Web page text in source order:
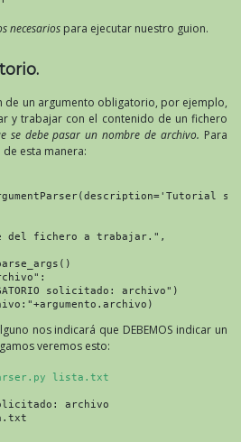
necesarios para ejecutar nuestro guion.
de un argumento obligatorio, por ejemplo,
y trabajar con el contenido de un fichero
se debe pasar un nombre de archivo. Para
esta manera:
del fichero a trabajar.",
solicitado: archivo")
nos indicará que DEBEMOS indicar un
veremos esto:
lista.txt
solicitado: archivo